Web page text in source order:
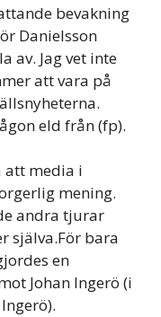
bevakning
Danielsson
av. Jag vet inte
att vara på
eld från (fp).
att media i
mening.
andra tjurar
själva.För bara
en
Johan Ingerö (i